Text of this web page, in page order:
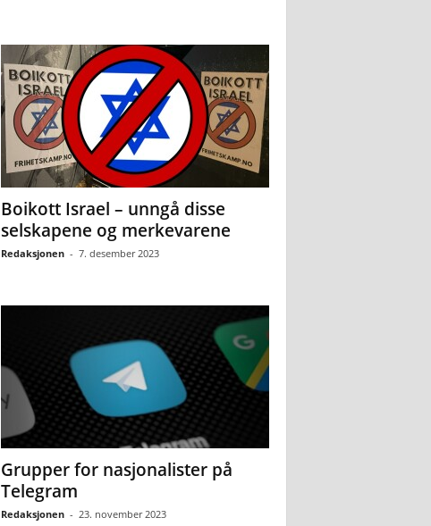
Boikott Israel – unngå disse
selskapene og merkevarene
Redaksjonen - 7. desember 2023
Grupper for nasjonalister på
Telegram
Redaksjonen - 23. november 2023